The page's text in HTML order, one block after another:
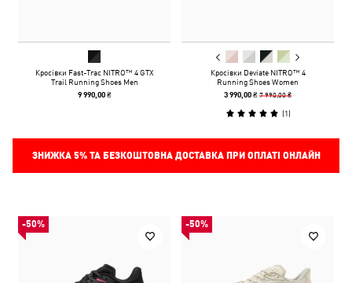
Кросівки Fast-Trac NITRO™ 4 GTX
Trail Running Shoes Men
9 990,00 ₴
Кросівки Deviate NITRO™ 4
Running Shoes Women
3 990,00 ₴7 990,00 ₴
(1)
ЗНИЖКА 5%ТА БЕЗКОШТОВНА ДОСТАВКА ПРИ ОПЛАТІ ОНЛАЙН
-50% -50%